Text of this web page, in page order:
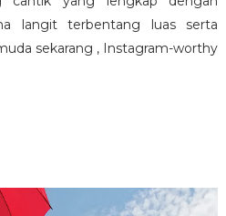
langit terbentang luas serta
sekarang , Instagram-worthy